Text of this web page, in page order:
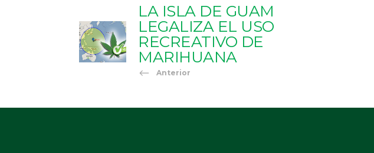
LA ISLA DE GUAM
LEGALIZA EL USO
RECREATIVO DE
MARIHUANA
Anterior